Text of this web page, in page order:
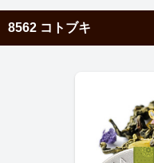
8562 コトブキ